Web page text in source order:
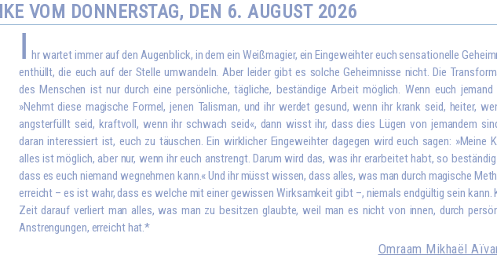
VOM DONNERSTAG, DEN 6. AUGUST 2026
I hr wartet immer auf den Augenblick, in dem ein Weißmagier, ein Eingeweihter euch sensationelle
enthüllt, die euch auf der Stelle umwandeln. Aber leider gibt es solche Geheimnisse nicht. Die
des Menschen ist nur durch eine persönliche, tägliche, beständige Arbeit möglich. Wenn euch jemand
»Nehmt diese magische Formel, jenen Talisman, und ihr werdet gesund, wenn ihr krank seid, heiter,
angsterfüllt seid, kraftvoll, wenn ihr schwach seid«, dann wisst ihr, dass dies Lügen von jemandem
daran interessiert ist, euch zu täuschen. Ein wirklicher Eingeweihter dagegen wird euch sagen: »Meine
alles ist möglich, aber nur, wenn ihr euch anstrengt. Darum wird das, was ihr erarbeitet habt, so
dass es euch niemand wegnehmen kann.« Und ihr müsst wissen, dass alles, was man durch magische
erreicht – es ist wahr, dass es welche mit einer gewissen Wirksamkeit gibt –, niemals endgültig sein kann.
Zeit darauf verliert man alles, was man zu besitzen glaubte, weil man es nicht von innen, durch
Anstrengungen, erreicht hat.*
Omraam Mikhaël